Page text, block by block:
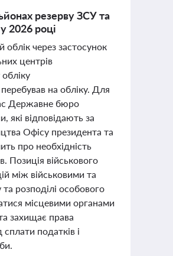
резерву ЗСУ та
2026 році
через застосунок
центрів
на обліку. Для
Державне бюро
які відповідають за
Офісу президента та
про необхідність
Позиція військового
між військовими та
розподілі особового
місцевими органами
захищає права
податків і